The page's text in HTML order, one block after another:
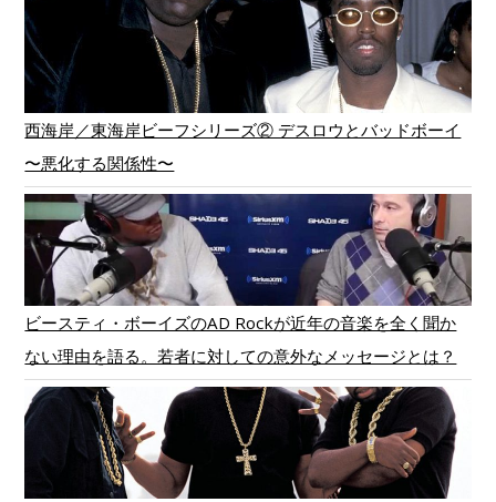
西海岸／東海岸ビーフシリーズ② デスロウとバッドボーイ
〜悪化する関係性〜
ビースティ・ボーイズのAD Rockが近年の音楽を全く聞か
ない理由を語る。若者に対しての意外なメッセージとは？